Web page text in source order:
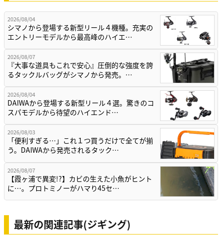
2026/08/04
シマノから登場する新型リール４機種。充実の
エントリーモデルから最高峰のハイエ…
2026/08/07
『大事な道具もこれで安心』圧倒的な強度を誇
るタックルバッグがシマノから発売。…
2026/08/04
DAIWAから登場する新型リール４選。驚きのコ
スパモデルから待望のハイエンド…
2026/08/03
「便利すぎる…」これ１つ買うだけで全てが揃
う。DAIWAから発売されるタック…
2026/08/07
【霞ヶ浦で異変!?】カビの生えた小魚がヒント
に…。プロトミノーがハマり45セ…
最新の関連記事(ジギング)